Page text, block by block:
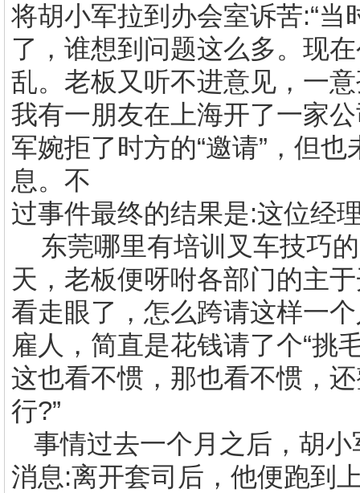
将胡小军拉到办会室诉苦:“当
了，谁想到问题这么多。现
乱。老板又听不进意见，一
我有一朋友在上海开了一家
军婉拒了时方的“邀请”，但
息。不
过事件最终的结果是:这位经
东莞哪里有培训叉车技巧
天，老板便呀咐各部门的主
看走眼了，怎么跨请这样一
雇人，简直是花钱请了个“挑
这也看不惯，那也看不惯，
行?”
事情过去一个月之后，胡小
消息:离开套司后，他便跑到